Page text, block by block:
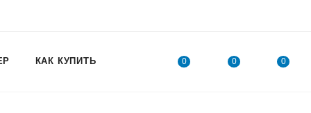
0 0 0
КАК КУПИТЬ